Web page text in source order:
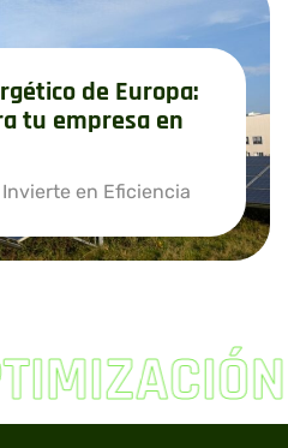
de Europa:
tu empresa en
Invierte en Eficiencia